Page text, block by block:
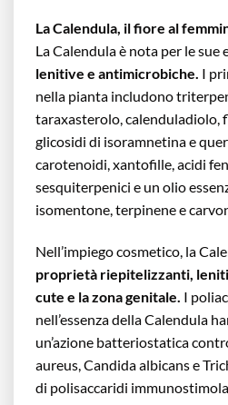
La Calendula, il fiore al
La Calendula è nota per le sue
lenitive e antimicrobiche. I
nella pianta includono
taraxasterolo, calenduladiolo,
glicosidi di isoramnetina e
carotenoidi, xantofille, acidi
sesquiterpenici e un olio
isomentone, terpinene e
Nell’impiego cosmetico, la
proprietà riepitelizzanti,
cute e la zona genitale. I
nell’essenza della Calendula
un’azione batteriostatica
aureus, Candida albicans e
di polisaccaridi